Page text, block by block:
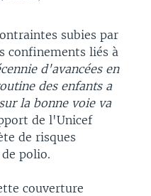
subies par
confinements liés à
d'avancées en
des enfants a
la bonne voie va
de l'Unicef
de risques
polio.
couverture